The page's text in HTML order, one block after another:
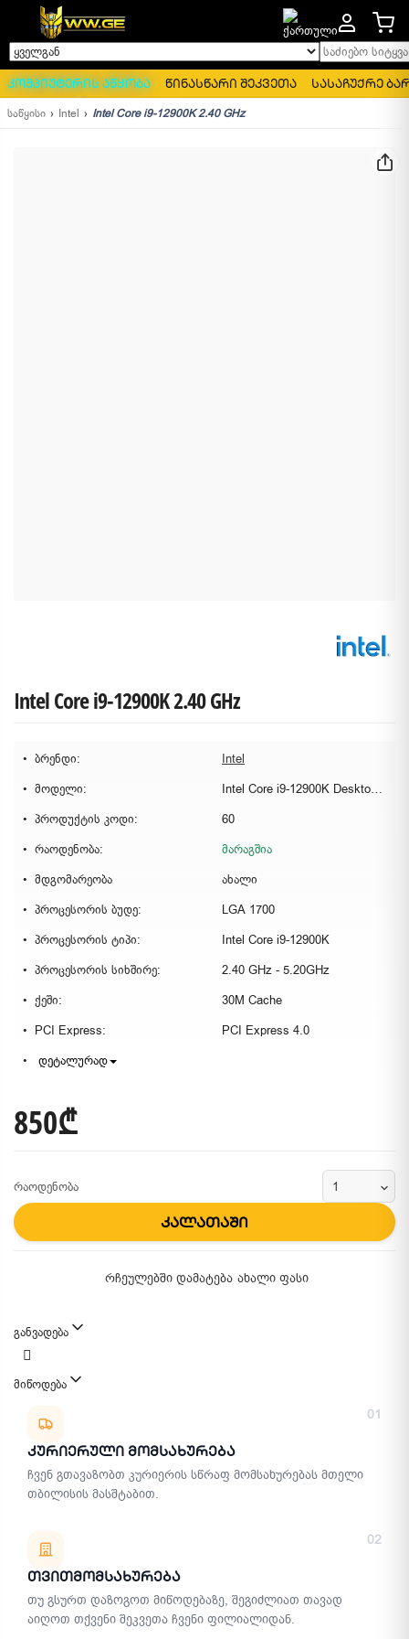
ყველგან საძიებო
კომპიუტერის აწყობა წინასწარი შეკვეთა სასაჩუქრე
საწყისი Intel Intel Core i9-12900K 2.40 GHz
Intel Core i9-12900K 2.40 GHz
ბრენდი:
Intel
მოდელი:
Intel Core i9-12900K Desktop Processor 16
პროდუქტის კოდი:
60
რაოდენობა:
მარაგშია
მდგომარეობა
ახალი
პროცესორის ბუდე:
LGA 1700
პროცესორის ტიპი:
Intel Core i9-12900K
პროცესორის სიხშირე:
2.40 GHz - 5.20GHz
ქეში:
30M Cache
PCI Express:
PCI Express 4.0
დეტალურად
850₾
რაოდენობა
კალათაში
რჩეულებში დამატება ახალი ფასი
განვადება
მიწოდება
01
Კურიერული Მომსახურება
ჩვენ გთავაზობთ კურიერის სწრაფ მომსახურებას მთელი
თბილისის მასშტაბით.
02
Თვითმომსახურება
თუ გსურთ დაზოგოთ მიწოდებაზე, შეგიძლიათ თავად
აიღოთ თქვენი შეკვეთა ჩვენი ფილიალიდან.